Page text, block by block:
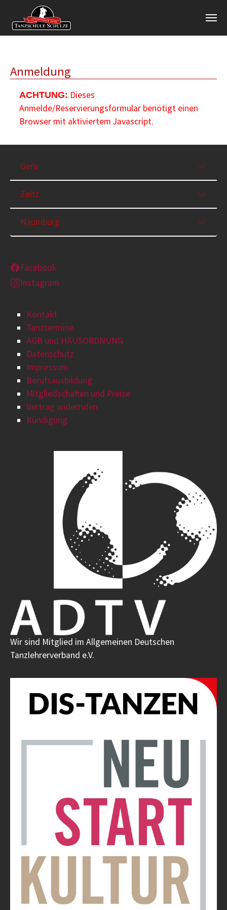
Anmeldung
ACHTUNG: Dieses
Anmelde/Reservierungsformular benötigt einen
Browser mit aktiviertem Javascript.
Gera
Zeitz
Naumburg
Facebook
Instagram
Kontakt
Tanztermine
AGB und HAUSORDNUNG
Datenschutz
Impressum
Berufsausbildung
Mitgliedschaften und Preise
Vertrag widerrufen
Kündigung
Wir sind Mitglied im Allgemeinen Deutschen
Tanzlehrerverband e.V.